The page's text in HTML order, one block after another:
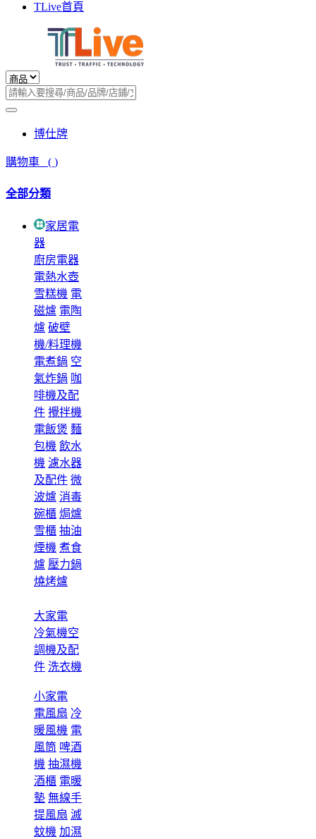
TLive首頁
博仕牌
購物車 ( )
全部分類
家居電
器
廚房電器
電熱水壺
雪糕機 電
磁爐 電陶
爐 破壁
機/料理機
電煮鍋 空
氣炸鍋 咖
啡機及配
件 攪拌機
電飯煲 麵
包機 飲水
機 濾水器
及配件 微
波爐 消毒
碗櫃 焗爐
雪櫃 抽油
煙機 煮食
爐 壓力鍋
燒烤爐
大家電
冷氣機空
調機及配
件 洗衣機
小家電
電風扇 冷
暖風機 電
風筒 啤酒
機 抽濕機
酒櫃 電暖
墊 無線手
提風扇 滅
蚊機 加濕